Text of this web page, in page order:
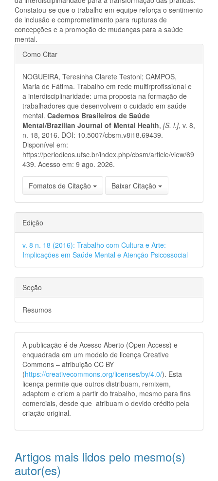
Constatou-se que o trabalho em equipe reforça o sentimento
de inclusão e comprometimento para rupturas de
concepções e a promoção de mudanças para a saúde
mental.
Detalhes
do
artigo
Como Citar
NOGUEIRA, Teresinha Clarete Testoni; CAMPOS,
Maria de Fátima. Trabalho em rede multirprofissional e
a interdisciplinaridade: uma proposta na formação de
trabalhadores que desenvolvem o cuidado em saúde
mental. Cadernos Brasileiros de Saúde
Mental/Brazilian Journal of Mental Health, [S. l.], v. 8,
n. 18, 2016. DOI: 10.5007/cbsm.v8i18.69439.
Disponível em:
https://periodicos.ufsc.br/index.php/cbsm/article/view/69
439. Acesso em: 9 ago. 2026.
Fomatos de Citação Baixar Citação
Edição
v. 8 n. 18 (2016): Trabalho com Cultura e Arte:
Implicações em Saúde Mental e Atenção Psicossocial
Seção
Resumos
A publicação é de Acesso Aberto (Open Access) e
enquadrada em um modelo de licença Creative
Commons – atribuição CC BY
(https://creativecommons.org/licenses/by/4.0/). Esta
licença permite que outros distribuam, remixem,
adaptem e criem a partir do trabalho, mesmo para fins
comerciais, desde que atribuam o devido crédito pela
criação original.
Artigos mais lidos pelo mesmo(s)
autor(es)